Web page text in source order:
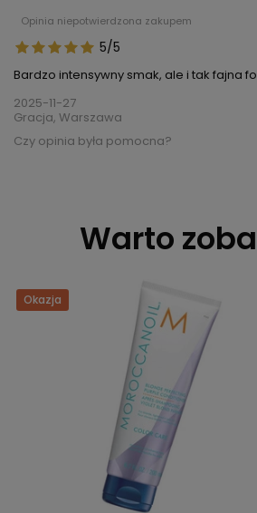
5/5
Opinia niepotwierdzona zakupem
Bardzo intensywny smak, ale i tak fajna
2025-11-27
Gracja, Warszawa
Czy opinia była pomocna?
Warto
Okazja